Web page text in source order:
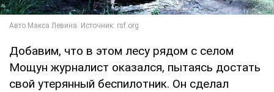
Добавим, что в этом лесу рядом с селом
Мощун журналист оказался, пытаясь достать
свой утерянный беспилотник. Он сделал